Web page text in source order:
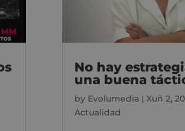
No hay
una buena
by Evolumedia | Xuñ 2,
Actualidad